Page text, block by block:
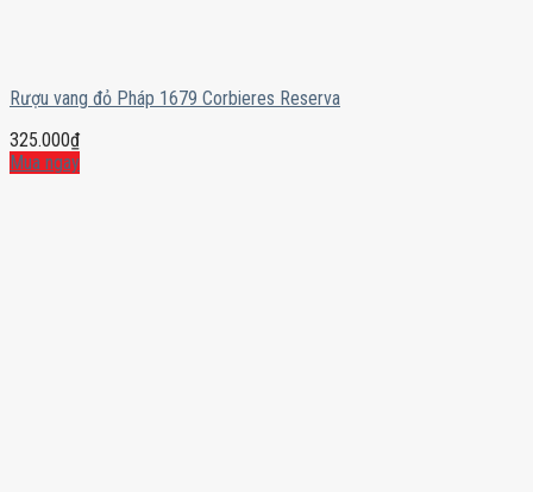
Rượu vang đỏ Pháp 1679 Corbieres Reserva
325.000₫
Mua ngay